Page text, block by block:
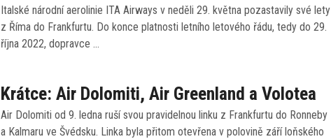
Italské národní aerolinie ITA Airways v neděli 29. května pozastavily své lety
z Říma do Frankfurtu. Do konce platnosti letního letového řádu, tedy do 29.
října 2022, dopravce …
Krátce: Air Dolomiti, Air Greenland a Volotea
Air Dolomiti od 9. ledna ruší svou pravidelnou linku z Frankfurtu do Ronneby
a Kalmaru ve Švédsku. Linka byla přitom otevřena v polovině září loňského